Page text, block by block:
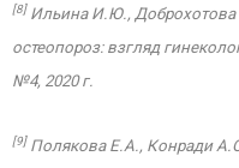
[8]Ильина И.Ю.,
остеопороз: взгляд
№4, 2020 г.
[9]Полякова Е.А., Конради